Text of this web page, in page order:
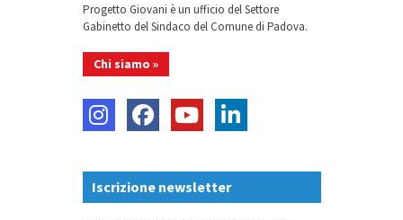
Progetto Giovani è un ufficio del Settore
Gabinetto del Sindaco del Comune di Padova.
Chi siamo »
Iscrizione newsletter